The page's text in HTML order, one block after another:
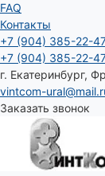
FAQ
Контакты
+7 (904) 385-22-
+7 (904) 385-22-
г. Екатеринбург,
vintcom-
Заказать звонок